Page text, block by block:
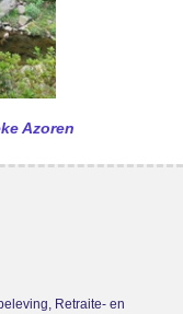
Azoren
Retraite- en